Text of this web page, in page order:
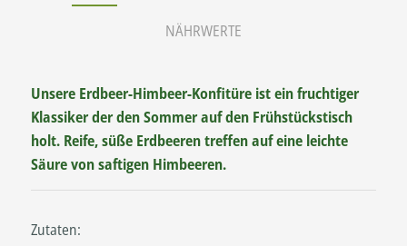
NÄHRWERTE
Unsere Erdbeer-Himbeer-Konfitüre ist ein fruchtiger
Klassiker der den Sommer auf den Frühstückstisch
holt. Reife, süße Erdbeeren treffen auf eine leichte
Säure von saftigen Himbeeren.
Zutaten: